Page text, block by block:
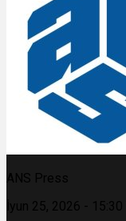
ANS Press
İyun 25, 2026 - 15:30